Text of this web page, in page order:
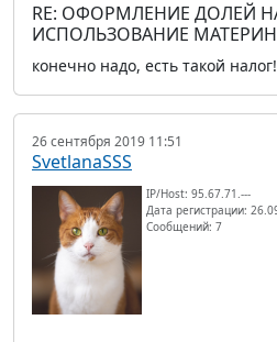
RE: ОФОРМЛЕНИЕ ДОЛЕЙ
ИСПОЛЬЗОВАНИЕ
конечно надо, есть такой
26 сентября 2019 11:51
SvetlanaSSS
IP/Host: 95.67.71.---
Дата регистрации:
Сообщений: 7